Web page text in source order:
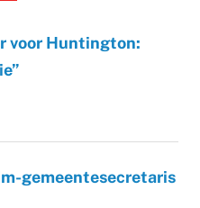
voor Huntington:
gemeentesecretaris